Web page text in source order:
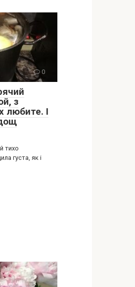
0
з
любите. І
тихо
густа, як і